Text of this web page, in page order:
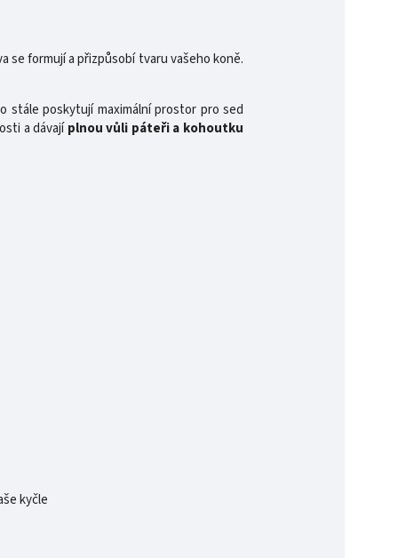
se formují a přizpůsobí tvaru vašeho koně.
stále poskytují maximální prostor pro sed
a dávajíplnou vůli páteři a kohoutku
kyčle